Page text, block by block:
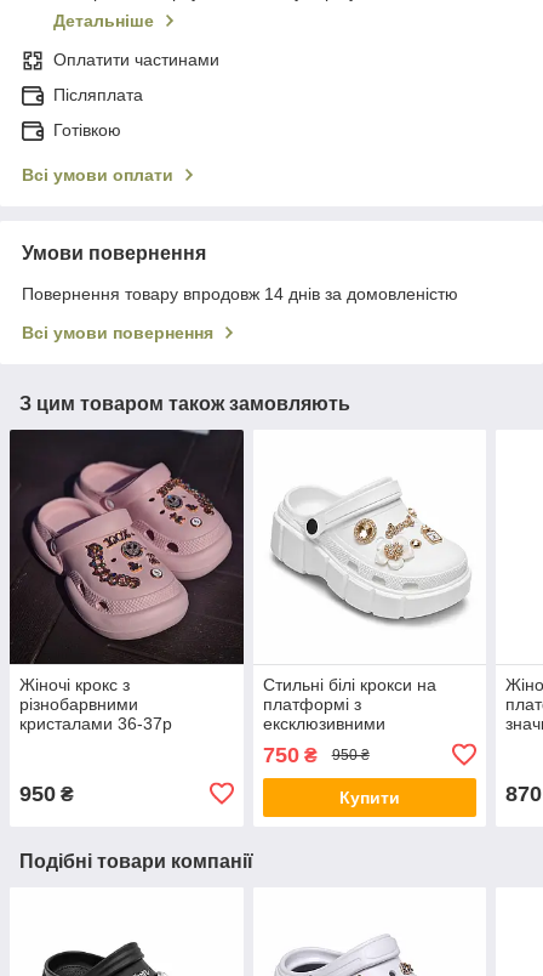
Детальніше
Оплатити частинами
Післяплата
Готівкою
Всі умови оплати
Умови повернення
Повернення товару впродовж 14 днів за домовленістю
Всі умови повернення
З цим товаром також замовляють
Жіночі крокс з
різнобарвними
кристалами 36-37р
950 ₴
Стильні білі крокси на
платформі з
ексклюзивними
750₴ 950 ₴
Купити 870
Подібні товари компанії